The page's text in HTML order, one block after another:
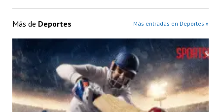
Más de Deportes Más entradas en Deportes »